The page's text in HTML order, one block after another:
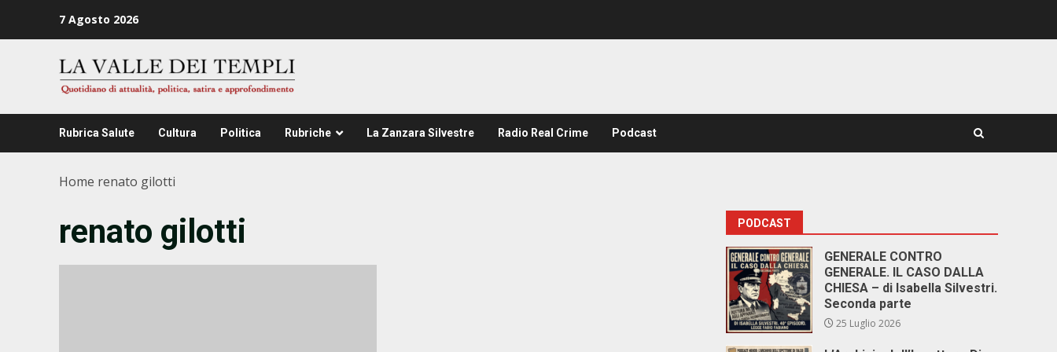
7 Agosto 2026
Rubrica Salute Cultura Politica Rubriche La Zanzara Silvestre Radio Real Crime Podcast
Home renato gilotti
renato gilotti PODCAST
GENERALE CONTRO
GENERALE. IL CASO DALLA
CHIESA – di Isabella Silvestri.
Seconda parte
25 Luglio 2026